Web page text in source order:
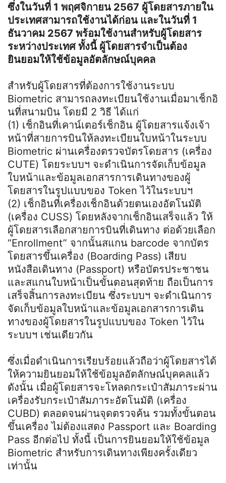
ซึ่งในวันที่ 1 พฤศจิกายน 2567 ผู้โดยสารภายใน
ประเทศสามารถใช้งานได้ก่อน และในวันที่ 1
ธันวาคม 2567 พร้อมใช้งานสำหรับผู้โดยสาร
ระหว่างประเทศ ทั้งนี้ ผู้โดยสารจำเป็นต้อง
ยินยอมให้ใช้ข้อมูลอัตลักษณ์บุคคล
สำหรับผู้โดยสารที่ต้องการใช้งานระบบ
Biometric สามารถลงทะเบียนใช้งานเมื่อมาเช็กอิ
นที่สนามบิน โดยมี 2 วิธี ได้แก่
(1) เช็กอินที่เคาน์เตอร์เช็กอิน ผู้โดยสารแจ้งเจ้า
หน้าที่สายการบินให้ลงทะเบียนใบหน้าในระบบ
Biometric ผ่านเครื่องตรวจบัตรโดยสาร (เครื่อง
CUTE) โดยระบบฯ จะดำเนินการจัดเก็บข้อมูล
ใบหน้าและข้อมูลเอกสารการเดินทางของผู้
โดยสารในรูปแบบของ Token ไว้ในระบบฯ
(2) เช็กอินที่เครื่องเช็กอินด้วยตนเองอัตโนมัติ
(เครื่อง CUSS) โดยหลังจากเช็กอินเสร็จแล้ว ให้
ผู้โดยสารเลือกสายการบินที่เดินทาง ต่อด้วยเลือก
“Enrollment” จากนั้นสแกน barcode จากบัตร
โดยสารขึ้นเครื่อง (Boarding Pass) เสียบ
หนังสือเดินทาง (Passport) หรือบัตรประชาชน
และสแกนใบหน้าเป็นขั้นตอนสุดท้าย ถือเป็นการ
เสร็จสิ้นการลงทะเบียน ซึ่งระบบฯ จะดำเนินการ
จัดเก็บข้อมูลใบหน้าและข้อมูลเอกสารการเดิน
ทางของผู้โดยสารในรูปแบบของ Token ไว้ใน
ระบบฯ เช่นเดียวกัน
ซึ่งเมื่อดำเนินการเรียบร้อยแล้วถือว่าผู้โดยสารได้
ให้ความยินยอมให้ใช้ข้อมูลอัตลักษณ์บุคคลแล้ว
ดังนั้น เมื่อผู้โดยสารจะโหลดกระเป๋าสัมภาระผ่าน
เครื่องรับกระเป๋าสัมภาระอัตโนมัติ (เครื่อง
CUBD) ตลอดจนผ่านจุดตรวจค้น รวมทั้งขั้นตอน
ขึ้นเครื่อง ไม่ต้องแสดง Passport และ Boarding
Pass อีกต่อไป ทั้งนี้ เป็นการยินยอมให้ใช้ข้อมูล
Biometric สำหรับการเดินทางเพียงครั้งเดียว
เท่านั้น